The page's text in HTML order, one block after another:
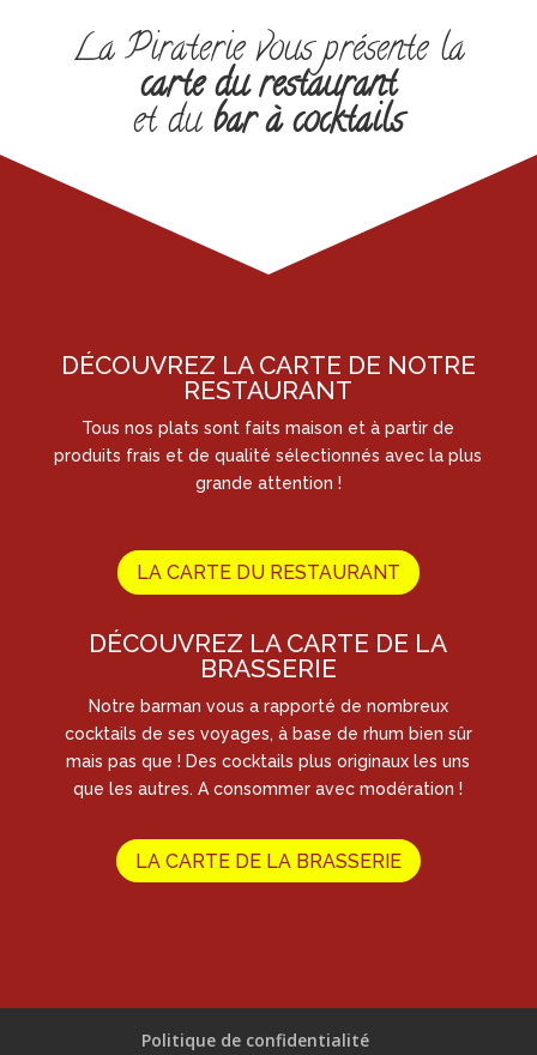
La Piraterie vous présente la
carte du restaurant
et dubar à cocktails
DÉCOUVREZ LA CARTE DE NOTRE
RESTAURANT
Tous nos plats sont faits maison et à partir de
produits frais et de qualité sélectionnés avec la plus
grande attention !
LA CARTE DU RESTAURANT
DÉCOUVREZ LA CARTE DE LA
BRASSERIE
Notre barman vous a rapporté de nombreux
cocktails de ses voyages, à base de rhum bien sûr
mais pas que ! Des cocktails plus originaux les uns
que les autres. A consommer avec modération !
LA CARTE DE LA BRASSERIE
Politique de confidentialité